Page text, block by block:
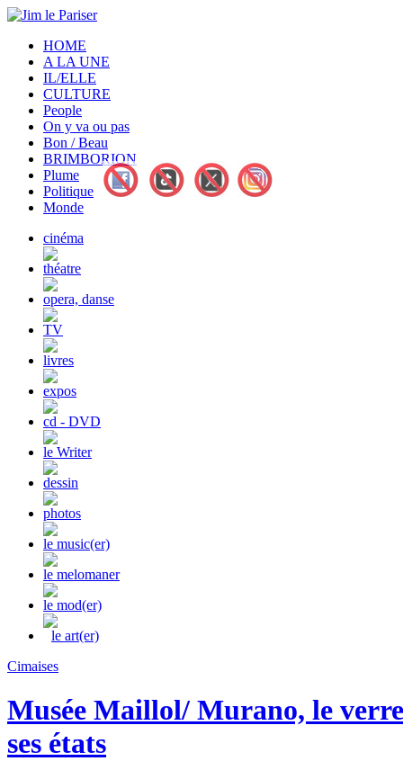
HOME
A LA UNE
IL/ELLE
CULTURE
People
On y va ou pas
Bon / Beau
BRIMBORION
Plume
Politique
Monde
cinéma
théatre
opera, danse
TV
livres
expos
cd - DVD
le Writer
dessin
photos
le music(er)
le melomaner
le mod(er)
le art(er)
Cimaises
Musée Maillol/ Murano, le
ses états